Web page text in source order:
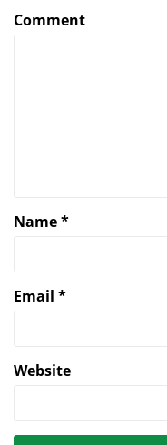
Comment
Name*
Email *
Website